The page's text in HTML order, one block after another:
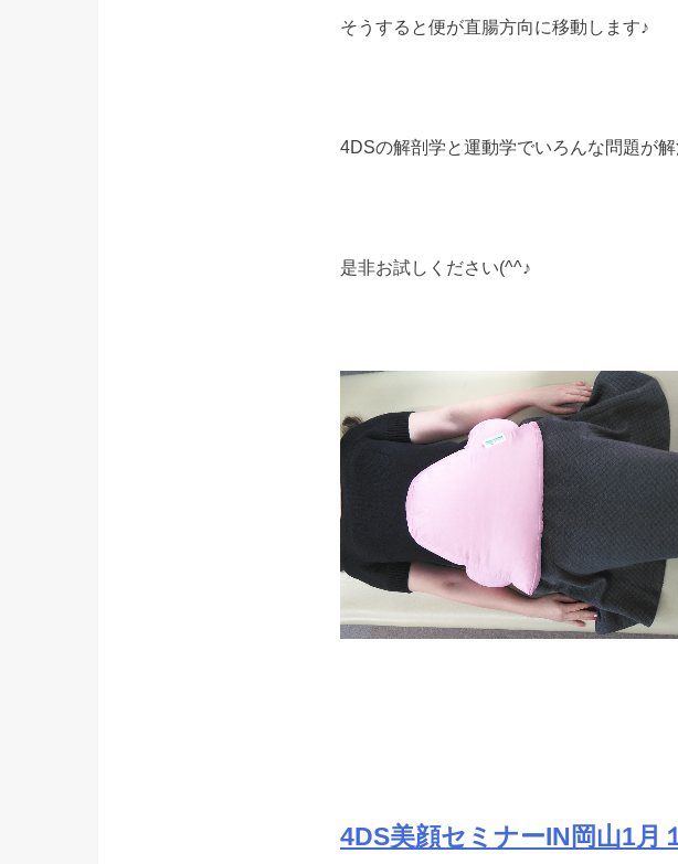
そうすると便が直腸方向に移動します♪
4DSの解剖学と運動学でいろんな問題が
是非お試しください(^^♪
4DS美顔セミナーIN岡山1月